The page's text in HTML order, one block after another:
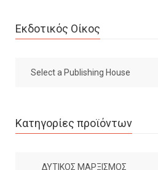
Εκδοτικός Οίκος
Κατηγορίες προϊόντων